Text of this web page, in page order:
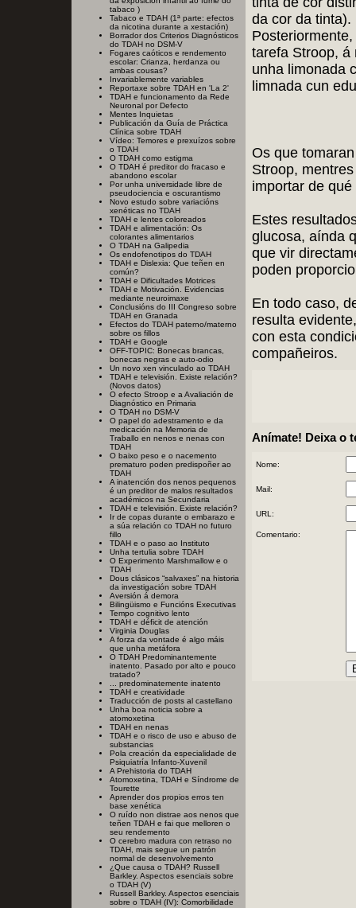
tabaco )
Tabaco e TDAH (1ª parte: efectos
da nicotina durante a xestación)
Borrador dos Criterios Diagnósticos
do TDAH no DSM-V
Fogares caóticos e rendemento
escolar: Crianza, herdanza ou
ambas cousas?
Invariablemente variables
Reportaxe sobre TDAH en 'La 2'
TDAH e funcionamento da Rede
Neuronal por Defecto
Mentes Inquietas
Publicación da Guía de Práctica
Clínica sobre TDAH
Vídeo: Temores e prexuízos sobre
o TDAH
O TDAH como estigma
O TDAH é preditor do fracaso e
abandono escolar
Por unha universidade libre de
pseudociencia e oscurantismo
Novo estudo sobre variacións
xenéticas no TDAH
TDAH e lentes coloreados
TDAH e alimentación: Os
colorantes alimentarios
O TDAH na Galipedia
Os endofenotipos do TDAH
TDAH e Dislexia: Que teñen en
común?
TDAH e Dificultades Motrices
TDAH e Motivación. Evidencias
mediante neuroimaxe
Conclusións do III Congreso sobre
TDAH en Granada
Efectos do TDAH paterno/materno
sobre os fillos
TDAH e Google
OFF-TOPIC: Bonecas brancas,
bonecas negras e auto-odio
Un novo xen vinculado ao TDAH
TDAH e televisión. Existe relación?
(Novos datos)
O efecto Stroop e a Avaliación de
Diagnóstico en Primaria
O TDAH no DSM-V
O papel do adestramento e da
medicación na Memoria de
Traballo en nenos e nenas con
TDAH
O baixo peso e o nacemento
prematuro poden predispoñer ao
TDAH
A inatención dos nenos pequenos
é un preditor de malos resultados
académicos na Secundaria
TDAH e televisión. Existe relación?
Ir de copas durante o embarazo e
a súa relación co TDAH no futuro
fillo
TDAH e o paso ao Instituto
Unha tertulia sobre TDAH
O Experimento Marshmallow e o
TDAH
Dous clásicos “salvaxes” na historia
da investigación sobre TDAH
Aversión á demora
Bilingüismo e Funcións Executivas
Tempo cognitivo lento
TDAH e déficit de atención
Virginia Douglas
A forza da vontade é algo máis
que unha metáfora
O TDAH Predominantemente
inatento. Pasado por alto e pouco
tratado?
... predominatemente inatento
TDAH e creatividade
Traducción de posts al castellano
Unha boa noticia sobre a
atomoxetina
TDAH en nenas
TDAH e o risco de uso e abuso de
substancias
Pola creación da especialidade de
Psiquiatría Infanto-Xuvenil
A Prehistoria do TDAH
Atomoxetina, TDAH e Síndrome de
Tourette
Aprender dos propios erros ten
base xenética
O ruído non distrae aos nenos que
teñen TDAH e fai que melloren o
seu rendemento
O cerebro madura con retraso no
TDAH, mais segue un patrón
normal de desenvolvemento
¿Que causa o TDAH? Russell
Barkley. Aspectos esenciais sobre
o TDAH (V)
Russell Barkley. Aspectos esenciais
sobre o TDAH (IV): Comorbilidade
da cor da tinta).
tarefa Stroop, á
unha limonada
limnada cun
Os que
Stroop,
importar de
Estes
glucosa, aínda
que vir
poden
En todo caso,
resulta
con esta
compañeiros.
Anímate! Deixa o
Nome:
Mail:
URL:
Comentario: